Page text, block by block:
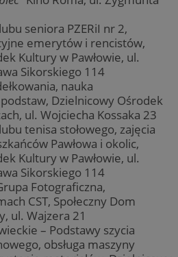
seniora PZERiI nr 2,
emerytów i rencistów,
Kultury w Pawłowie, ul.
Sikorskiego 114
nauka
Dzielnicowy Ośrodek
ul. Wojciecha Kossaka 23
tenisa stołowego, zajęcia
Pawłowa i okolic,
Kultury w Pawłowie, ul.
Sikorskiego 114
Fotograficzna,
CST, Społeczny Dom
ul. Wajzera 21
– Podstawy szycia
obsługa maszyny